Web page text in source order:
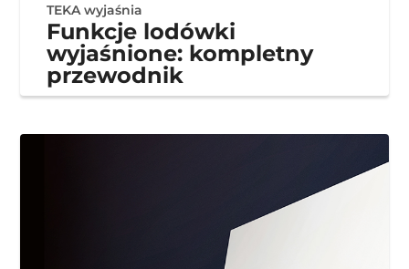
TEKA wyjaśnia
Funkcje lodówki
wyjaśnione: kompletny
przewodnik